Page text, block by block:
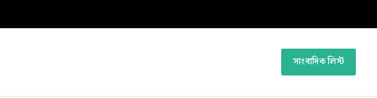
সাংবাদিক লিস্ট